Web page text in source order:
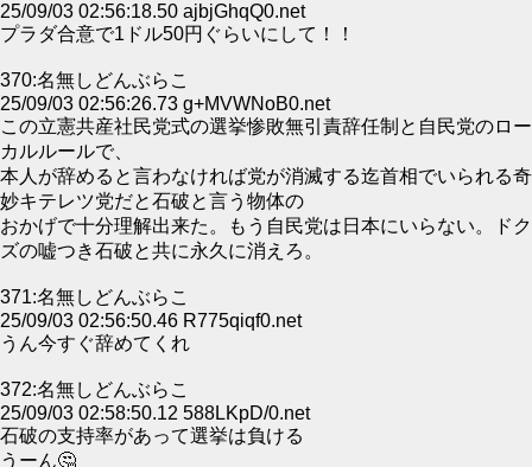
25/09/03 02:56:18.50 ajbjGhqQ0.net
プラダ合意で1ドル50円ぐらいにして！！
370:名無しどんぶらこ
25/09/03 02:56:26.73 g+MVWNoB0.net
この立憲共産社民党式の選挙惨敗無引責辞任制と自民党のロー
カルルールで、
本人が辞めると言わなければ党が消滅する迄首相でいられる奇
妙キテレツ党だと石破と言う物体の
おかげで十分理解出来た。もう自民党は日本にいらない。ドク
ズの嘘つき石破と共に永久に消えろ。
371:名無しどんぶらこ
25/09/03 02:56:50.46 R775qiqf0.net
うん今すぐ辞めてくれ
372:名無しどんぶらこ
25/09/03 02:58:50.12 588LKpD/0.net
石破の支持率があって選挙は負ける
うーん🤔